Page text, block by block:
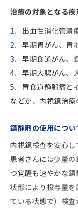
治療の対象となる疾
出血性消化管潰
早期胃がん、胃
早期食道がん、
早期大腸がん、
胃食道静脈瘤と
などが、内視鏡治療
鎮静剤の使用につい
内視鏡検査を安心
患者さんには少量
つ覚醒も速やかな
状態により投与量
ている状態で）検